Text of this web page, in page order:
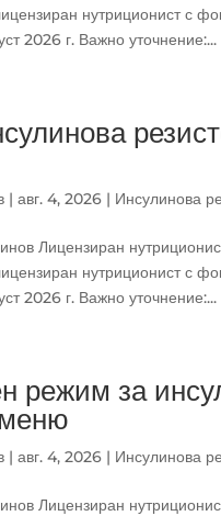
нутриционист с
2026 г. Важно уточнение:...
|авг. 4, 2026 | Инсулинова
Лицензиран
нутриционист с
2026 г. Важно уточнение:...
режим за
|авг. 4, 2026 | Инсулинова
Лицензиран